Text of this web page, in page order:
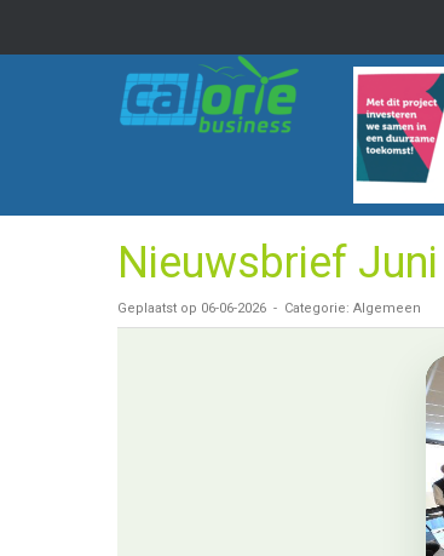
Nieuwsbrief Juni
Geplaatst op 06-06-2026 - Categorie: Algemeen